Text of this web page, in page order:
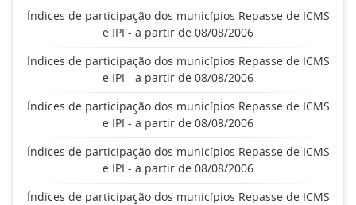
Índices de participação dos municípios Repasse de ICMS
e IPI - a partir de 08/08/2006
Índices de participação dos municípios Repasse de ICMS
e IPI - a partir de 08/08/2006
Índices de participação dos municípios Repasse de ICMS
e IPI - a partir de 08/08/2006
Índices de participação dos municípios Repasse de ICMS
e IPI - a partir de 08/08/2006
Índices de participação dos municípios Repasse de ICMS